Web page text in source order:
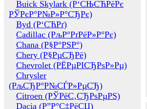
Buick Skylark (Р‘СЊСЋРёРє
РЎРєР°Р№Р»Р°СЂРє)
Byd (Р‘СЋРґ)
Cadillac (РљР°РґРёР»Р°Рє)
Chana (Р§Р°РЅР°)
Chery (Р§РµСЂРё)
Chevrolet (РЁРµРІСЂРѕР»Рµ)
Chrysler
(РљСЂР°Р№СЃР»РµСЂ)
Citroen (РЎРёС‚СЂРѕРµРЅ)
Dacia (Р”Р°С‡РёСЏ)